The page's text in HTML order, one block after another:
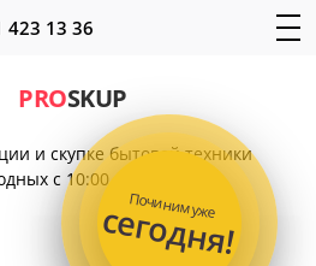
PROSKUP
и скупке бытовой техники
с 10:00 до 22:00
423 13 36
Починим уже
сегодня!